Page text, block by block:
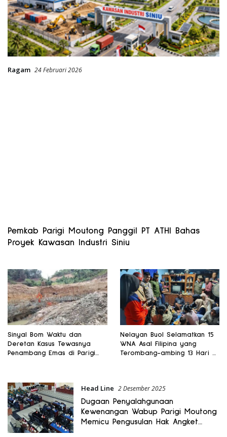
Ragam 24 Februari 2026
Pemkab Parigi Moutong Panggil PT ATHI Bahas
Proyek Kawasan Industri Siniu
Sinyal Bom Waktu dan
Deretan Kasus Tewasnya
Penambang Emas di Parigi
Nelayan Buol Selamatkan 15
WNA Asal Filipina yang
Terombang-ambing 13 Hari di
Head Line 2 Desember 2025
Dugaan Penyalahgunaan
Kewenangan Wabup Parigi Moutong
Memicu Pengusulan Hak Angket